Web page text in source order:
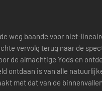
weg baande voor niet-
vervolg terug naar de
de almachtige Yods en
ontdaan is van alle
met dat van de